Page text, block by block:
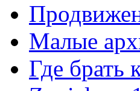
Малые
Где брать